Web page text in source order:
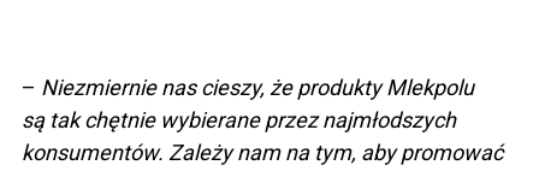
– Niezmiernie nas cieszy, że produkty Mlekpolu
są tak chętnie wybierane przez najmłodszych
konsumentów. Zależy nam na tym, aby promować